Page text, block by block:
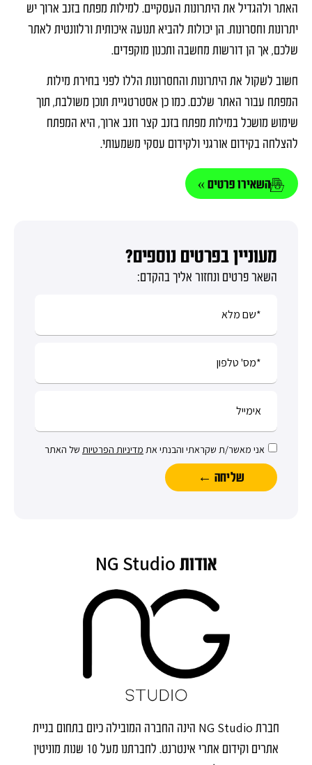
האתר ולהגדיל את היתרונות העסקיים. למילות מפתח בזנב ארוך יש
יתרונות וחסרונות. הן יכולות להביא תנועה איכותית ורלוונטית לאתר
שלכם, אך הן דורשות מחשבה ותכנון מוקפדים.
חשוב לשקול את היתרונות והחסרונות הללו לפני בחירת מילות
המפתח עבור האתר שלכם. כמו כן אסטרטגיית תוכן משולבת, תוך
שימוש מושכל במילות מפתח בזנב קצר וזנב ארוך, היא המפתח
להצלחה בקידום אורגני ולקידום עסקי משמעותי.
השאירו פרטים »
מעוניין בפרטים נוספים?
השאר פרטים ונחזור אליך בהקדם:
אני מאשר/ת שקראתי והבנתי את מדיניות הפרטיות של האתר
שליחה ←
אודות NG Studio
חברת NG Studio הינה החברה המובילה כיום בתחום בניית
אתרים וקידום אתרי אינטרנט. לחברתנו מעל 10 שנות מוניטין